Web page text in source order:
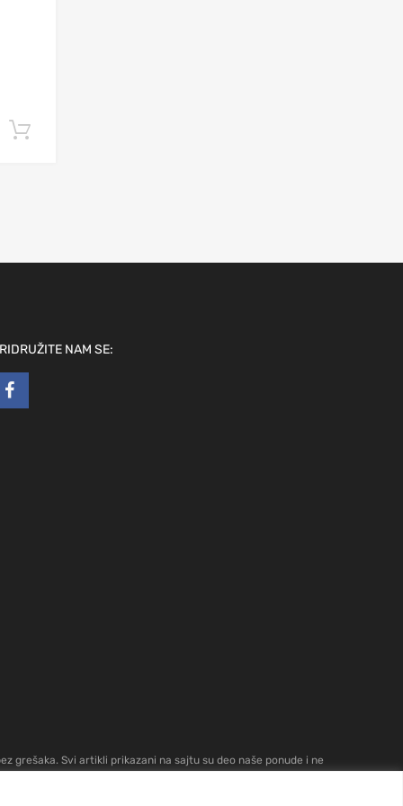
NAM SE:
grešaka. Svi artikli prikazani na sajtu su deo naše ponude i ne